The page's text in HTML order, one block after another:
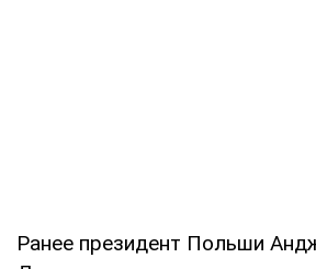
Ранее президент Польши